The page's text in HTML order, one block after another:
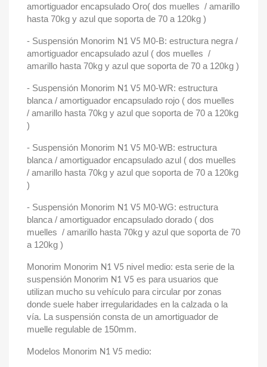
amortiguador encapsulado Oro( dos muelles / amarillo
hasta 70kg y azul que soporta de 70 a 120kg )
- Suspensión Monorim N1 V5 M0-B: estructura negra /
amortiguador encapsulado azul ( dos muelles /
amarillo hasta 70kg y azul que soporta de 70 a 120kg )
- Suspensión Monorim N1 V5 M0-WR: estructura
blanca / amortiguador encapsulado rojo ( dos muelles
/ amarillo hasta 70kg y azul que soporta de 70 a 120kg
)
- Suspensión Monorim N1 V5 M0-WB: estructura
blanca / amortiguador encapsulado azul ( dos muelles
/ amarillo hasta 70kg y azul que soporta de 70 a 120kg
)
- Suspensión Monorim N1 V5 M0-WG: estructura
blanca / amortiguador encapsulado dorado ( dos
muelles / amarillo hasta 70kg y azul que soporta de 70
a 120kg )
Monorim Monorim N1 V5 nivel medio: esta serie de la
suspensión Monorim N1 V5 es para usuarios que
utilizan mucho su vehículo para circular por zonas
donde suele haber irregularidades en la calzada o la
vía. La suspensión consta de un amortiguador de
muelle regulable de 150mm.
Modelos Monorim N1 V5 medio: